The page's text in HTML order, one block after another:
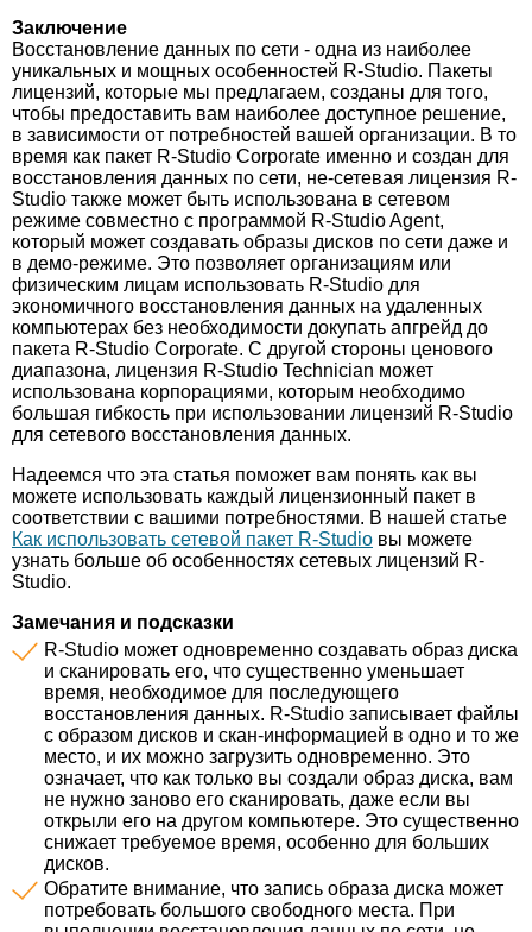
Заключение
Восстановление данных по сети - одна из наиболее
уникальных и мощных особенностей R-Studio. Пакеты
лицензий, которые мы предлагаем, созданы для того,
чтобы предоставить вам наиболее доступное решение,
в зависимости от потребностей вашей организации. В то
время как пакет R-Studio Corporate именно и создан для
восстановления данных по сети, не-сетевая лицензия R-
Studio также может быть использована в сетевом
режиме совместно с программой R-Studio Agent,
который может создавать образы дисков по сети даже и
в демо-режиме. Это позволяет организациям или
физическим лицам использовать R-Studio для
экономичного восстановления данных на удаленных
компьютерах без необходимости докупать апгрейд до
пакета R-Studio Corporate. С другой стороны ценового
диапазона, лицензия R-Studio Technician может
использована корпорациями, которым необходимо
большая гибкость при использовании лицензий R-Studio
для сетевого восстановления данных.
Надеемся что эта статья поможет вам понять как вы
можете использовать каждый лицензионный пакет в
соответствии с вашими потребностями. В нашей статье
Как использовать сетевой пакет R-Studio вы можете
узнать больше об особенностях сетевых лицензий R-
Studio.
Замечания и подсказки
R-Studio может одновременно создавать образ диска
и сканировать его, что существенно уменьшает
время, необходимое для последующего
восстановления данных. R-Studio записывает файлы
с образом дисков и скан-информацией в одно и то же
место, и их можно загрузить одновременно. Это
означает, что как только вы создали образ диска, вам
не нужно заново его сканировать, даже если вы
открыли его на другом компьютере. Это существенно
снижает требуемое время, особенно для больших
дисков.
Обратите внимание, что запись образа диска может
потребовать большого свободного места. При